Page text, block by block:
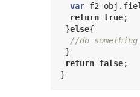
var f2=obj .
return true;
}else{
//do something
}
return false;
}